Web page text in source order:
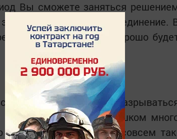
Вы сможете заняться
Вам потребуется уединение.
со своей семьей. Хорошо
с необходимостью
в том, что Вы слишком
на самом деле это не совсем